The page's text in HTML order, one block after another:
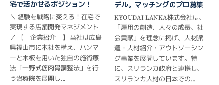
宅で活かせるポジション！
＼ 経験を戦略に変える！在宅で
実現する店舗開発マネジメント
／ 【 企業紹介 】 当社は広島
県福山市に本社を構え、ハンマ
ーと木板を用いた独自の施術療
法「一野式筋肉骨調整法」を行
う治療院を展開し...
デル。マッチングのプロ募集
KYOUDAI LANKA株式会社は、
「雇用の創造、人々の成長、社
会貢献」を理念に掲げ、人材派
遣・人材紹介・アウトソーシン
グ事業を展開しています。特
に、スリランカ政府と連携し、
スリランカ人材の日本での...